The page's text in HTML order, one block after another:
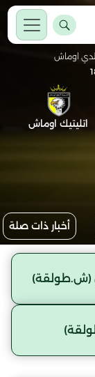
اوماش
اتليتيك اوماش
أخبار ذات صلة
(ش.طولقة)